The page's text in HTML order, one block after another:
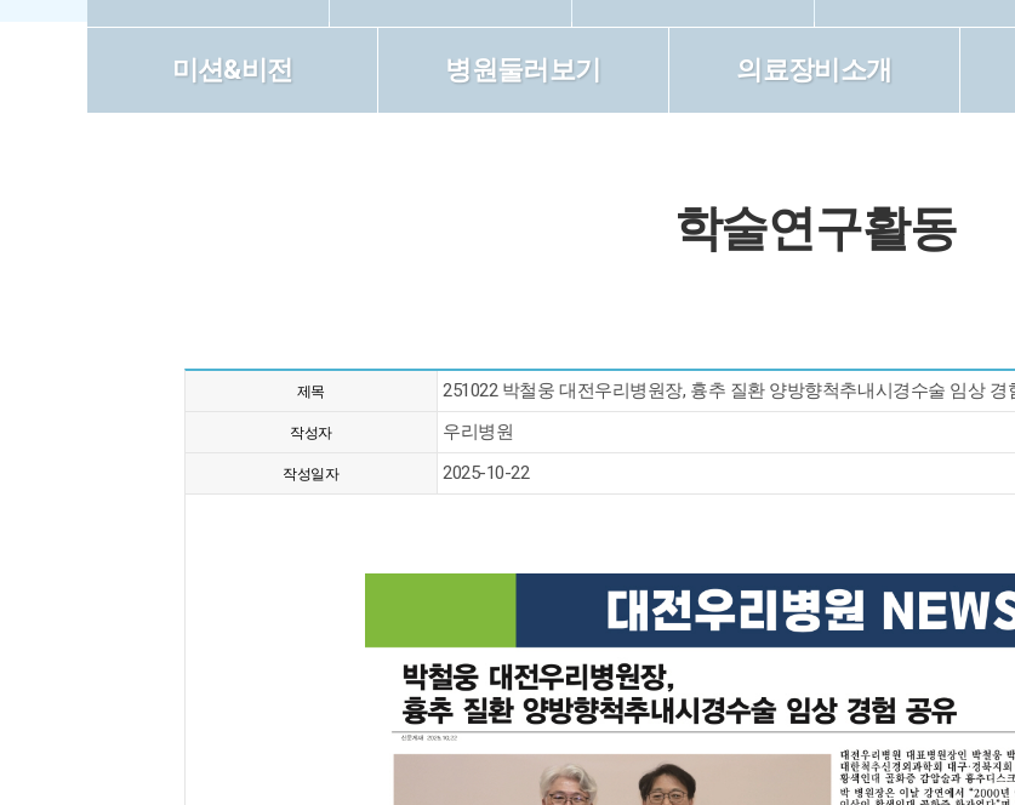
미션&비전 병원둘러보기 의료장비소개
학술연구활동
제목 251022 박철웅 대전우리병원장, 흉추 질환 양방향척추내시경수술 임상 경
작성자 우리병원
작성일자 2025-10-22